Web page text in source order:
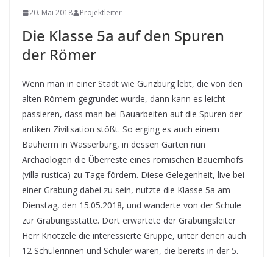
20. Mai 2018 Projektleiter
Die Klasse 5a auf den Spuren
der Römer
Wenn man in einer Stadt wie Günzburg lebt, die von den
alten Römern gegründet wurde, dann kann es leicht
passieren, dass man bei Bauarbeiten auf die Spuren der
antiken Zivilisation stößt. So erging es auch einem
Bauherrn in Wasserburg, in dessen Garten nun
Archäologen die Überreste eines römischen Bauernhofs
(villa rustica) zu Tage fördern. Diese Gelegenheit, live bei
einer Grabung dabei zu sein, nutzte die Klasse 5a am
Dienstag, den 15.05.2018, und wanderte von der Schule
zur Grabungsstätte. Dort erwartete der Grabungsleiter
Herr Knötzele die interessierte Gruppe, unter denen auch
12 Schülerinnen und Schüler waren, die bereits in der 5.